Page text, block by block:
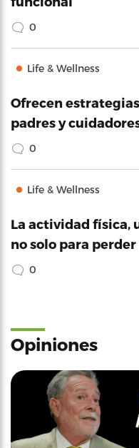
0
Life & Wellness
Ofrecen
padres y
0
Life & Wellness
La actividad física,
no solo para
0
Opiniones